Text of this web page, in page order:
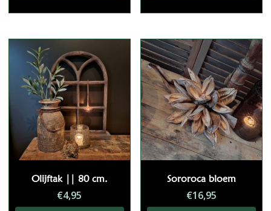
Olijftak || 80 cm.
€4,95
Sororoca bloem
€16,95